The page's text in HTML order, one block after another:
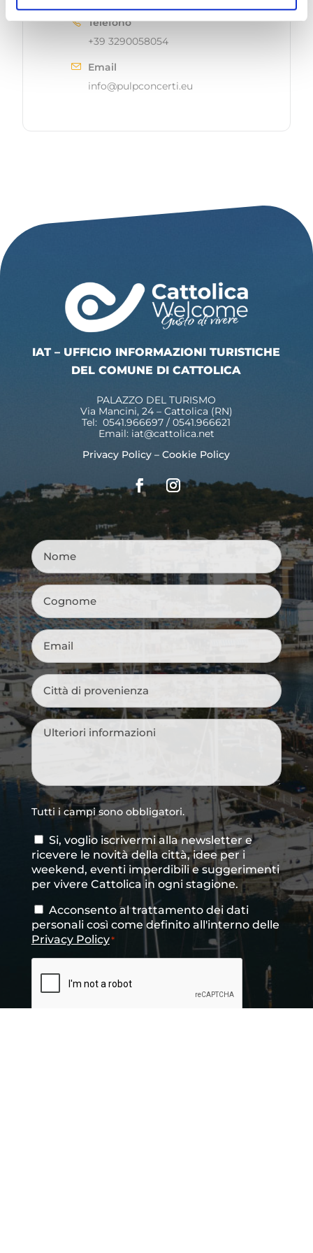
Telefono
+39 3290058054
Email
info@pulpconcerti.eu
IAT – UFFICIO INFORMAZIONI TURISTICHE
DEL COMUNE DI CATTOLICA
PALAZZO DEL TURISMO
Via Mancini, 24 – Cattolica (RN)
Tel: 0541.966697 / 0541.966621
Email: iat@cattolica.net
Privacy Policy –Cookie Policy
Nome
Cognome
Email *
Città
di
provenienza*
Messaggio*
Tutti i campi sono obbligatori.
Consenso
newsletter
Si, voglio iscrivermi alla newsletter e
ricevere le novità della città, idee per i
weekend, eventi imperdibili e suggerimenti
per vivere Cattolica in ogni stagione.
Consenso*
Acconsento al trattamento dei dati
personali così come definito all'interno delle
Privacy Policy*